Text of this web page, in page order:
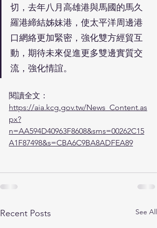
切，去年八月高雄港與馬國的馬久
羅港締結姊妹港，使太平洋周邊港
口網絡更加緊密，強化雙方經貿互
動，期待未來促進更多雙邊實質交
流，強化情誼。
閱讀全文：
https://aia.kcg.gov.tw/News_Content.as
px?
n=AA594D40963F8608&sms=00262C15
A1F87498&s=CBA6C9BA8ADFEA89
Recent Posts See All